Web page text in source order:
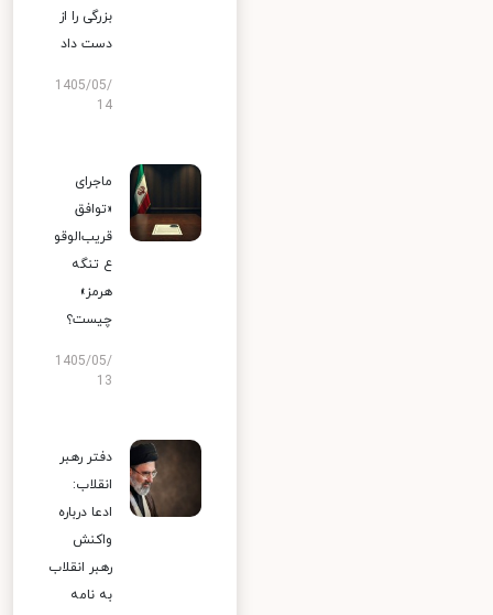
بزرگی را از
دست داد
1405/05/
14
ماجرای
«توافق
قریب‌الوقو
ع تنگه
هرمز»
چیست؟
1405/05/
13
دفتر رهبر
انقلاب:
ادعا درباره
واکنش
رهبر انقلاب
به نامه